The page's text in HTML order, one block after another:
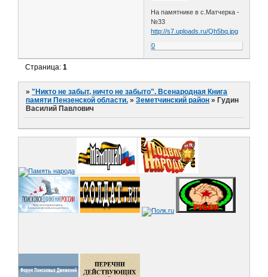
На памятнике в с.Матчерка -
№33
http://s7.uploads.ru/Qh5bq.jpg
0
Страница:1
»"Никто не забыт, ничто не забыто". Всенародная Книга
памяти Пензенской области. »Земетчинский район » Гудин
Василий Павлович